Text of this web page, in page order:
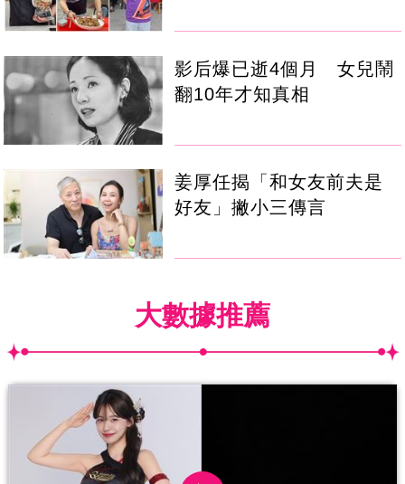
影后爆已逝4個月 女兒鬧
翻10年才知真相
姜厚任揭「和女友前夫是
好友」撇小三傳言
大數據推薦